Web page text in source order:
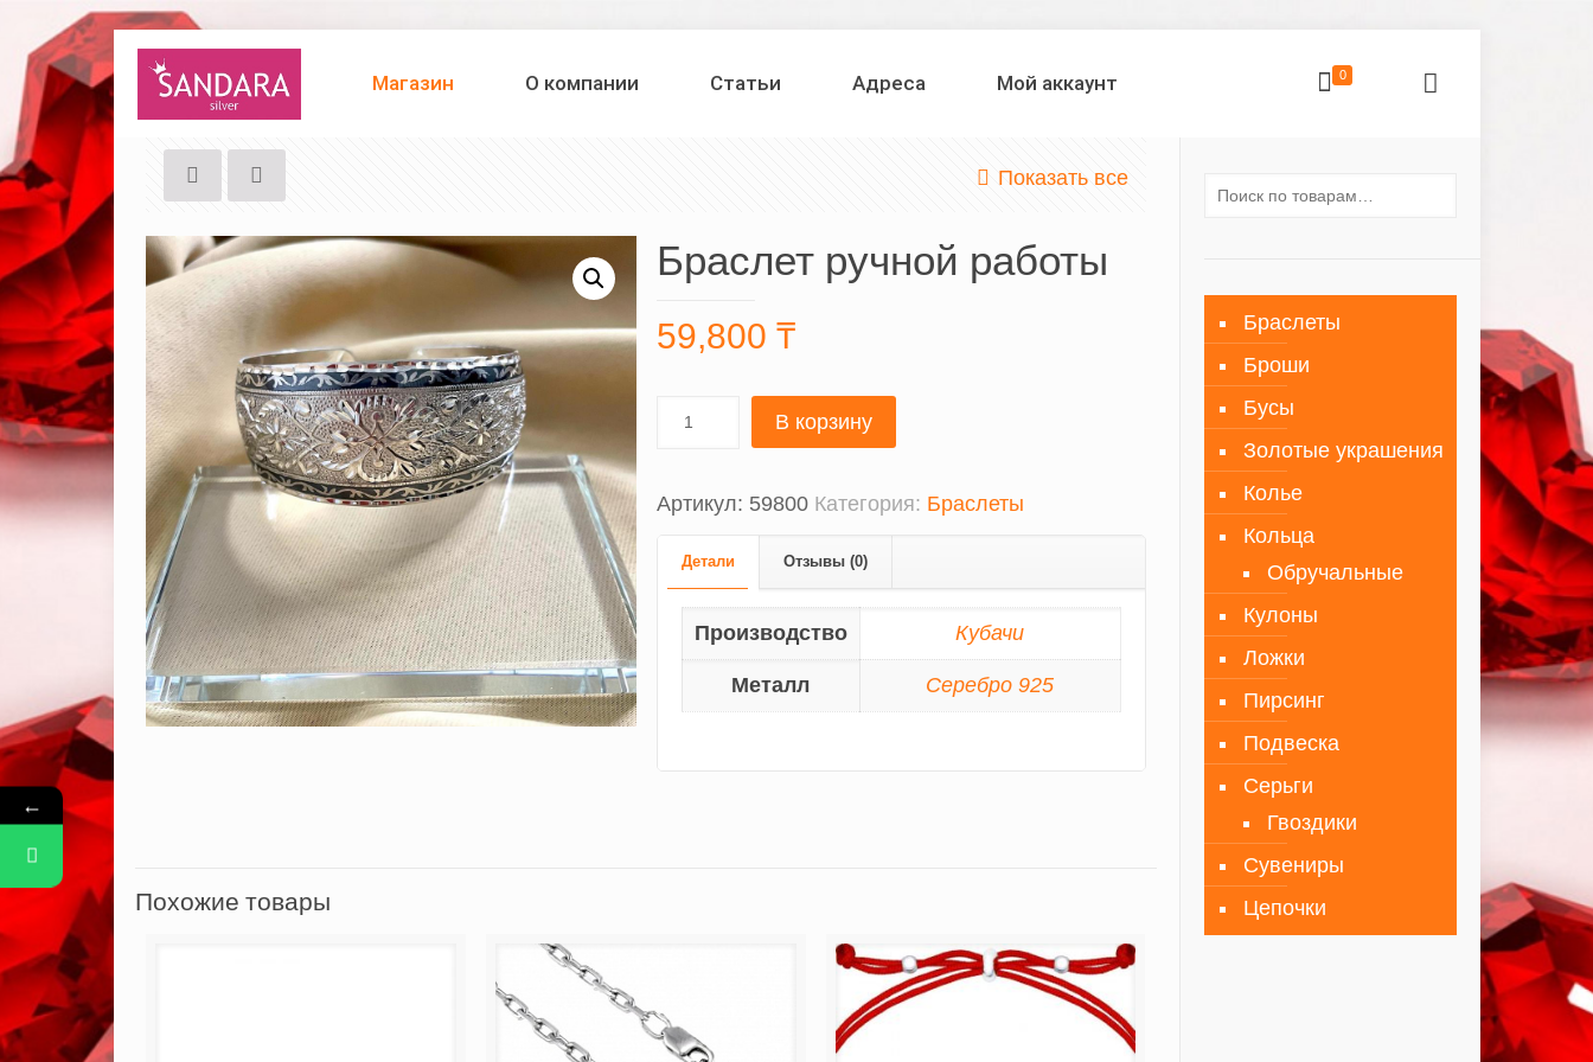
Магазин О компании Статьи Адреса Мой аккаунт 0
Показать все
Браслет ручной работы
59,800 ₸
В корзину
Артикул: 59800 Категория: Браслеты
Детали Отзывы (0)
Производство Кубачи
Металл Серебро 925
Похожие товары
Браслеты
Броши
Бусы
Золотые украшения
Колье
Кольца
Обручальные
Кулоны
Ложки
Пирсинг
Подвеска
Серьги
Гвоздики
Сувениры
Цепочки
←